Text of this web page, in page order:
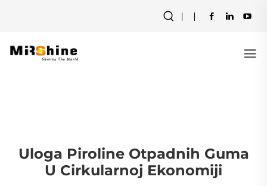
Uloga Piroline Otpadnih Guma
U Cirkularnoj Ekonomiji